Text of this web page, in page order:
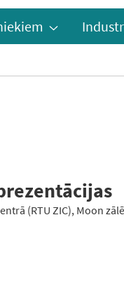
(RTU ZIC), Moon